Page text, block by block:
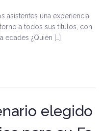
asistentes una experiencia
a todos sus títulos, con
edades ¿Quién […]
elegido